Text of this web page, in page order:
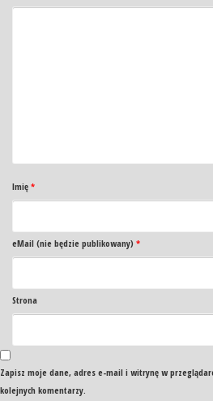
Imię *
eMail (nie będzie publikowany) *
Strona
Zapisz moje dane, adres e-mail i witrynę w
kolejnych komentarzy.